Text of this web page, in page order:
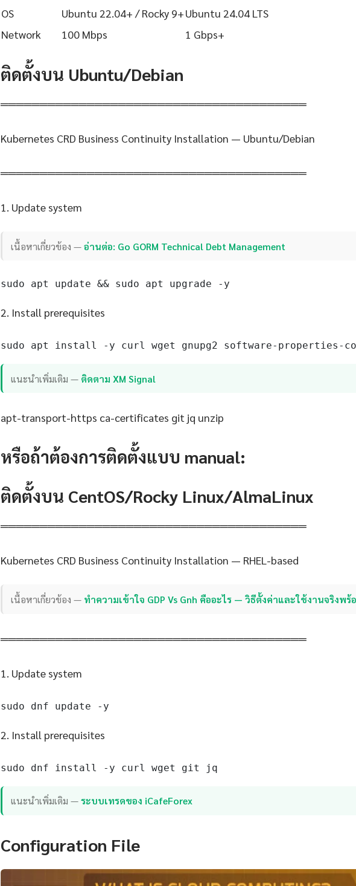
OS
Ubuntu 22.04+ / Rocky 9+Ubuntu 24.04 LTS
Network
100 Mbps 1 Gbps+
ติดตั้งบน Ubuntu/Debian
═══════════════════════════════════════
Kubernetes CRD Business Continuity Installation — Ubuntu/Debian
═══════════════════════════════════════
1. Update system
เนื้อหาเกี่ยวข้อง —อ่านต่อ: Go GORM Technical Debt Management
sudo apt update && sudo apt upgrade -y
2. Install prerequisites
sudo apt install -y curl wget gnupg2 software-properties-
แนะนำเพิ่มเติม — ติดตาม XM Signal
apt-transport-https ca-certificates git jq unzip
หรือถ้าต้องการติดตั้งแบบ manual:
ติดตั้งบน CentOS/Rocky Linux/AlmaLinux
═══════════════════════════════════════
Kubernetes CRD Business Continuity Installation — RHEL-based
เนื้อหาเกี่ยวข้อง — ทำความเข้าใจ GDP Vs Gnh คืออะไร — วิธีตั้งค่าและใช้งานจริงพร้
═══════════════════════════════════════
1. Update system
sudo dnf update -y
2. Install prerequisites
sudo dnf install -y curl wget git jq
แนะนำเพิ่มเติม —ระบบเทรดของ iCafeForex
Configuration File